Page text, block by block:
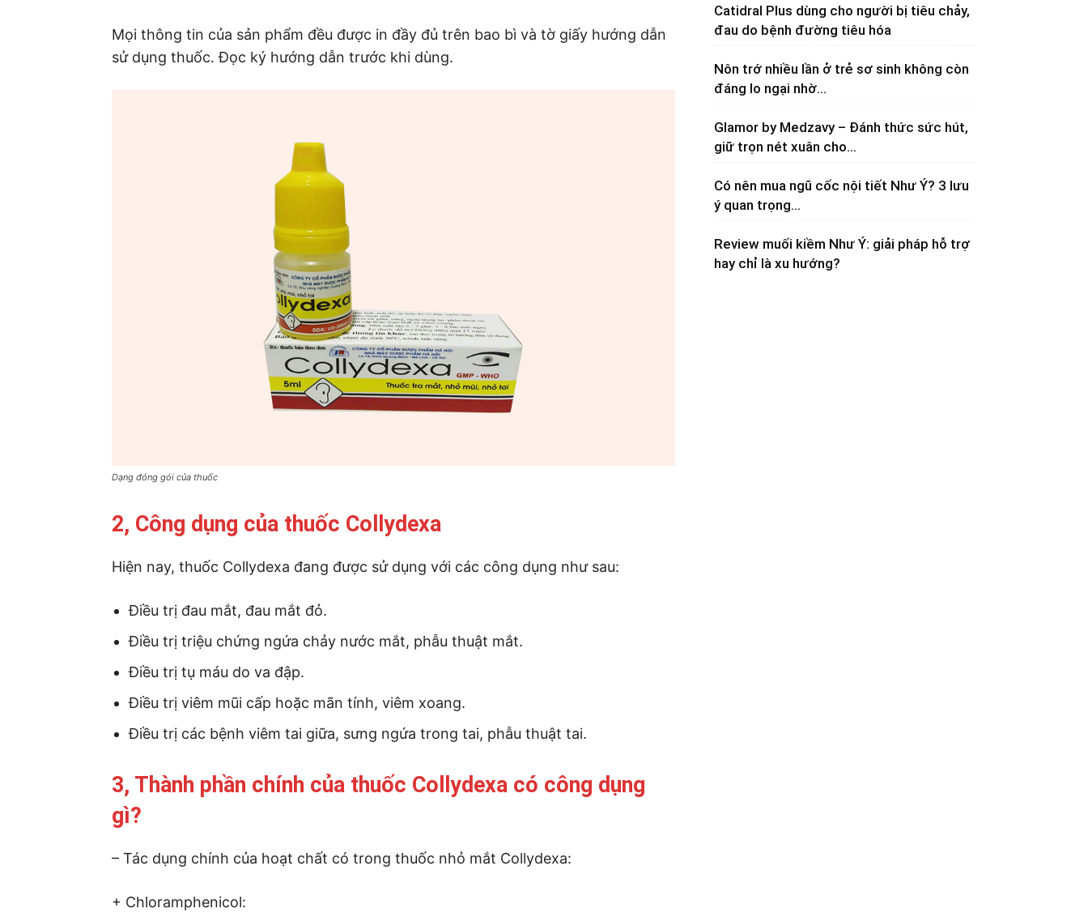
Mọi thông tin của sản phẩm đều được in đầy đủ trên bao bì và tờ giấy hướng dẫn
sử dụng thuốc. Đọc ký hướng dẫn trước khi dùng.
Dạng đóng gói của thuốc
2, Công dụng của thuốc Collydexa
Hiện nay, thuốc Collydexa đang được sử dụng với các công dụng như sau:
Điều trị đau mắt, đau mắt đỏ.
Điều trị triệu chứng ngứa chảy nước mắt, phẫu thuật mắt.
Điều trị tụ máu do va đập.
Điều trị viêm mũi cấp hoặc mãn tính, viêm xoang.
Điều trị các bệnh viêm tai giữa, sưng ngứa trong tai, phẫu thuật tai.
3, Thành phần chính của thuốc Collydexa có công dụng
gì?
– Tác dụng chính của hoạt chất có trong thuốc nhỏ mắt Collydexa:
+ Chloramphenicol:
Catidral Plus dùng cho người bị tiêu chảy,
đau do bệnh đường tiêu hóa
Nôn trớ nhiều lần ở trẻ sơ sinh không còn
đáng lo ngại nhờ...
Glamor by Medzavy – Đánh thức sức hút,
giữ trọn nét xuân cho...
Có nên mua ngũ cốc nội tiết Như Ý? 3 lưu
ý quan trọng...
Review muối kiềm Như Ý: giải pháp hỗ trợ
hay chỉ là xu hướng?